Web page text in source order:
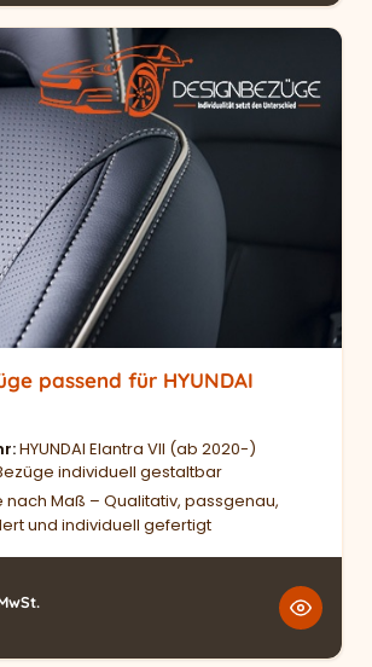
passend für HYUNDAI
HYUNDAI Elantra VII (ab 2020-)
individuell gestaltbar
Maß – Qualitativ, passgenau,
und individuell gefertigt